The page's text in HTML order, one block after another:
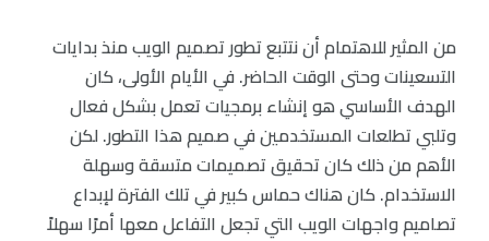
من المثير للاهتمام أن نتتبع تطور تصميم الويب منذ بدايات
التسعينات وحتى الوقت الحاضر. في الأيام الأولى، كان
الهدف الأساسي هو إنشاء برمجيات تعمل بشكل فعال
وتلبي تطلعات المستخدمين في صميم هذا التطور. لكن
الأهم من ذلك كان تحقيق تصميمات متسقة وسهلة
الاستخدام. كان هناك حماس كبير في تلك الفترة لإبداع
تصاميم واجهات الويب التي تجعل التفاعل معها أمرًا سهلاً